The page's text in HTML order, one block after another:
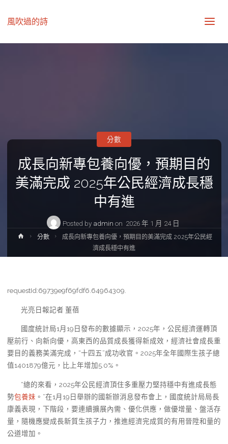
風吹過的詩
成長向新專包養向優，預期目的
美滿完成 2025年公民經濟成長穩
中有進
Posted by admin on 2026 年 1 月 24 日
分數
Home分數
成長向新專包養向優，預期目的美滿完成 2025年公民經
濟成長穩中有進
requestId:69739e9f69fdf6.64964309.
光亮日報記者 董蓓
國度統計局1月19日發布的數據顯示，2025年，公民經濟運轉頂
壓前行、向新向優，高東西的品質成長獲得新成效，經濟社會成長重
要目的義務美滿完成，“十四五”成功收官。2025年全年國際生孩子總
值1401879億元，比上年增加5.0%。
“總的來看，2025年公民經濟頂住多重壓力堅持穩中有進成長態
勢包養妹 。”在1月19日舉辦的國新辦消息發布會上，國度統計局局長
康義表現，下階段，要連續擴展內需、優化供應，做優增量、盤活存
量，隨機應變成長新質生孩子力，推進經濟完成質的有用晉陞和量的
公道增加。